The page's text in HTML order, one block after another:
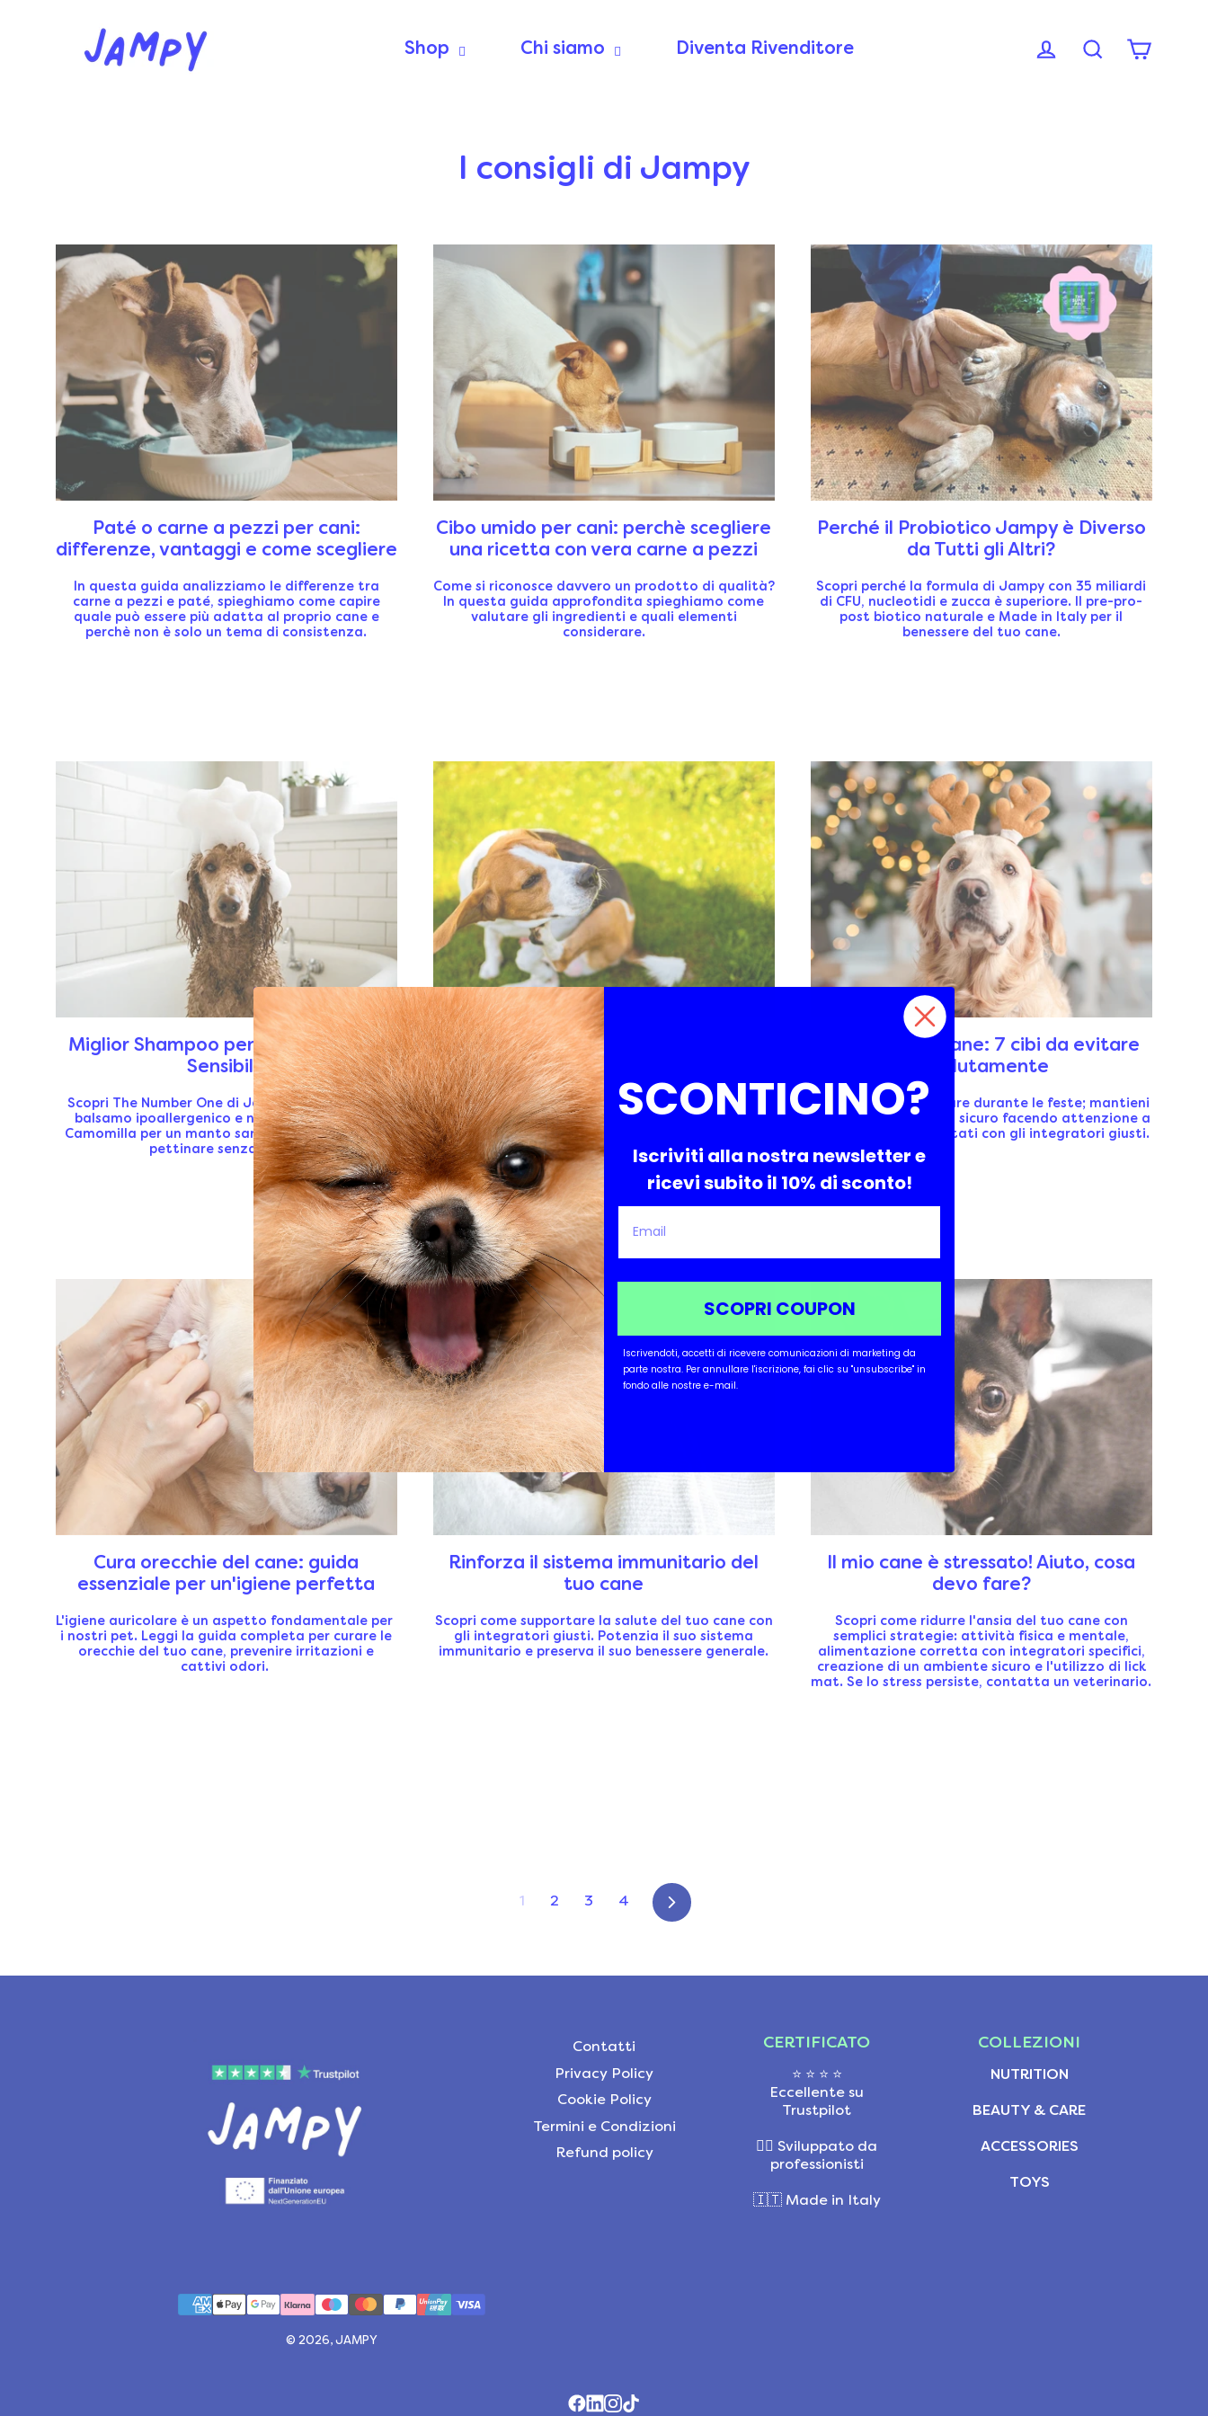
Shop Chi siamo Diventa Rivenditore
I consigli di Jampy
Paté o carne a pezzi per cani:
differenze, vantaggi e come scegliere
In questa guida analizziamo le differenze tra
carne a pezzi e paté, spieghiamo come capire
quale può essere più adatta al proprio cane e
perchè non è solo un tema di consistenza.
Cibo umido per cani: perchè scegliere
una ricetta con vera carne a pezzi
Come si riconosce davvero un prodotto di qualità?
In questa guida approfondita spieghiamo come
valutare gli ingredienti e quali elementi
considerare.
Perché il Probiotico Jampy è Diverso
da Tutti gli Altri?
Scopri perché la formula di Jampy con 35 miliardi
di CFU, nucleotidi e zucca è superiore. Il pre-pro-
post biotico naturale e Made in Italy per il
benessere del tuo cane.
Miglior Shampoo per Cani con Pelle
Sensibile
Scopri The Number One di Jampy: lo shampoo e
balsamo ipoallergenico e naturale con Aloe e
Camomilla per un manto sano, lucido e facile da
pettinare senza stress.
Primavera e autunno, preparati alle
allergie stagionali nei cani
Scopri come affrontare le allergie stagionali nei
cani, l'importanza degli integratori e l'uso di
prodotti specifici per la pelle.
Natale con il cane: 7 cibi da evitare
assolutamente
Scopri quali cibi evitare durante le feste; mantieni
il tuo amico peloso al sicuro facendo attenzione a
ciò che mangia e aiutati con gli integratori giusti.
Cura orecchie del cane: guida
essenziale per un'igiene perfetta
L'igiene auricolare è un aspetto fondamentale per
i nostri pet. Leggi la guida completa per curare le
orecchie del tuo cane, prevenire irritazioni e
cattivi odori.
Rinforza il sistema immunitario del
tuo cane
Scopri come supportare la salute del tuo cane con
gli integratori giusti. Potenzia il suo sistema
immunitario e preserva il suo benessere generale.
Il mio cane è stressato! Aiuto, cosa
devo fare?
Scopri come ridurre l'ansia del tuo cane con
semplici strategie: attività fisica e mentale,
alimentazione corretta con integratori specifici,
creazione di un ambiente sicuro e l'utilizzo di lick
mat. Se lo stress persiste, contatta un veterinario.
1 2 3 4 Successivo
Contatti
Privacy Policy
Cookie Policy
Termini e Condizioni
Refund policy
CERTIFICATO
⭐ ⭐ ⭐ ⭐
Eccellente su
Trustpilot
👩‍⚕️ Sviluppato da
professionisti
🇮🇹 Made in Italy
COLLEZIONI
NUTRITION
BEAUTY & CARE
ACCESSORIES
TOYS
© 2026, JAMPY
SCONTICINO?
Iscriviti alla nostra newsletter e
ricevi subito il 10% di sconto!
SCOPRI COUPON
Iscrivendoti, accetti di ricevere comunicazioni di marketing da
parte nostra. Per annullare l'iscrizione, fai clic su "unsubscribe" in
fondo alle nostre e-mail.